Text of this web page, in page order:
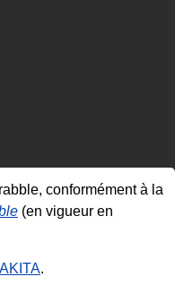
conformément à la
(en vigueur en
AKITA.